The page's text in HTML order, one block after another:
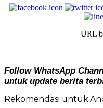
URL
Follow WhatsApp
untuk update berita
Rekomendasi untuk